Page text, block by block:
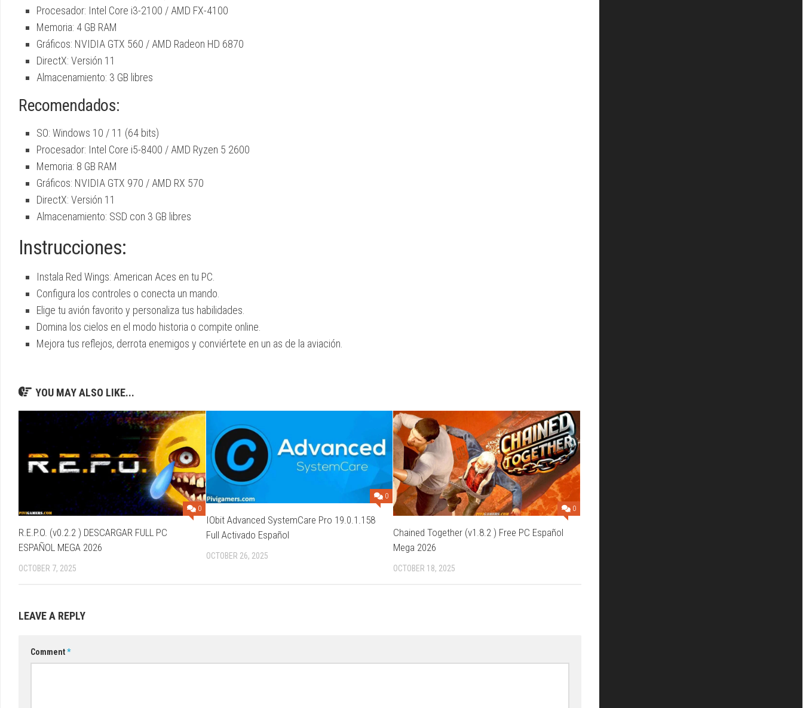
Procesador: Intel Core i3-2100 / AMD FX-4100
Memoria: 4 GB RAM
Gráficos: NVIDIA GTX 560 / AMD Radeon HD 6870
DirectX: Versión 11
Almacenamiento: 3 GB libres
Recomendados:
SO: Windows 10 / 11 (64 bits)
Procesador: Intel Core i5-8400 / AMD Ryzen 5 2600
Memoria: 8 GB RAM
Gráficos: NVIDIA GTX 970 / AMD RX 570
DirectX: Versión 11
Almacenamiento: SSD con 3 GB libres
Instrucciones:
Instala Red Wings: American Aces en tu PC.
Configura los controles o conecta un mando.
Elige tu avión favorito y personaliza tus habilidades.
Domina los cielos en el modo historia o compite online.
Mejora tus reflejos, derrota enemigos y conviértete en un as de la aviación.
YOU MAY ALSO LIKE...
0
R.E.P.O. (v0.2.2 ) DESCARGAR FULL PC
ESPAÑOL MEGA 2026
OCTOBER 7, 2025
0
IObit Advanced SystemCare Pro 19.0.1.158
Full Activado Español
OCTOBER 26, 2025
0
Chained Together (v1.8.2 ) Free PC Español
Mega 2026
OCTOBER 18, 2025
LEAVE A REPLY
Comment*